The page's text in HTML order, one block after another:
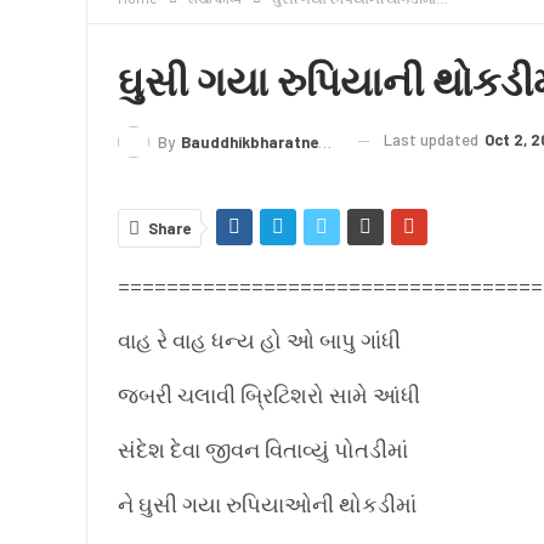
ઘુસી ગયા રુપિયાની
By Bauddhikbharatnews@gmail.com Last updated Oct 2,
Share
વાહ રે વાહ ધન્ય હો ઓ બાપુ ગાંધી
જબરી ચલાવી બ્રિટિશરો સામે આંધી
સંદેશ દેવા જીવન વિતાવ્યું પોતડીમાં
ને ઘુસી ગયા રુપિયાઓની થોકડીમાં